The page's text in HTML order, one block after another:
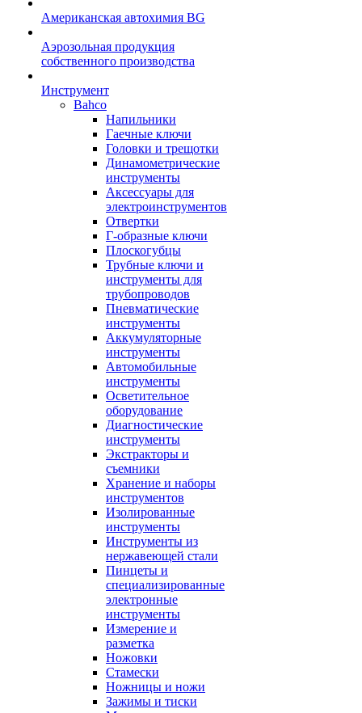
Американская автохимия BG
Аэрозольная продукция
собственного производства
Инструмент
Bahco
Напильники
Гаечные ключи
Головки и трещотки
Динамометрические
инструменты
Аксессуары для
электроинструментов
Отвертки
Г-образные ключи
Плоскогубцы
Трубные ключи и
инструменты для
трубопроводов
Пневматические
инструменты
Аккумуляторные
инструменты
Автомобильные
инструменты
Осветительное
оборудование
Диагностические
инструменты
Экстракторы и
съемники
Хранение и наборы
инструментов
Изолированные
инструменты
Инструменты из
нержавеющей стали
Пинцеты и
специализированные
электронные
инструменты
Измерение и
разметка
Ножовки
Стамески
Ножницы и ножи
Зажимы и тиски